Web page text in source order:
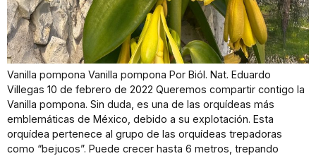
Vanilla pompona Vanilla pompona Por Biól. Nat. Eduardo
Villegas 10 de febrero de 2022 Queremos compartir contigo la
Vanilla pompona. Sin duda, es una de las orquídeas más
emblemáticas de México, debido a su explotación. Esta
orquídea pertenece al grupo de las orquídeas trepadoras
como “bejucos”. Puede crecer hasta 6 metros, trepando